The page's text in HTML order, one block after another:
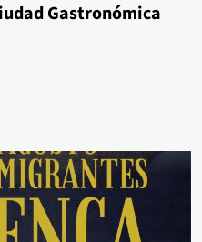
Gastronómica